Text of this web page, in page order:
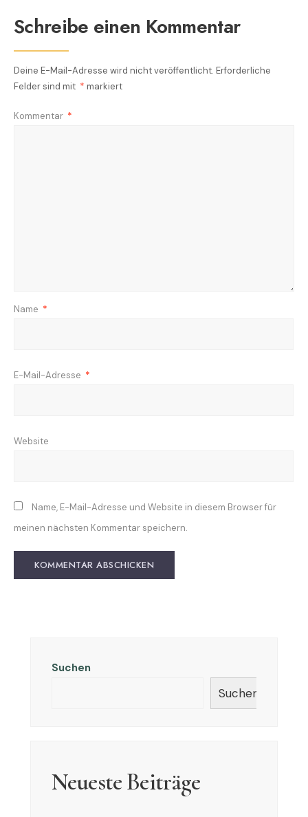
Schreibe einen Kommentar
Deine E-Mail-Adresse wird nicht veröffentlicht. Erforderliche
Felder sind mit * markiert
Kommentar *
Name *
E-Mail-Adresse *
Website
Name, E-Mail-Adresse und Website in diesem Browser für
meinen nächsten Kommentar speichern.
Suchen
Suchen
Neueste Beiträge